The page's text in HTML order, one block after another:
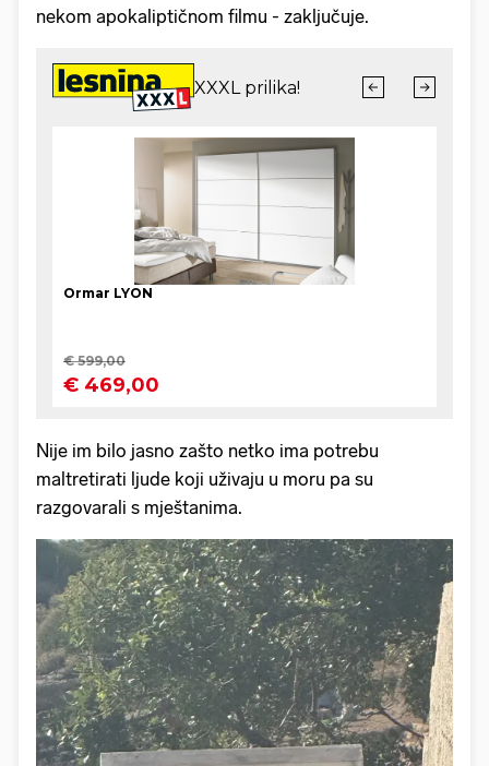
nekom apokaliptičnom filmu - zaključuje.
Nije im bilo jasno zašto netko ima potrebu
maltretirati ljude koji uživaju u moru pa su
razgovarali s mještanima.